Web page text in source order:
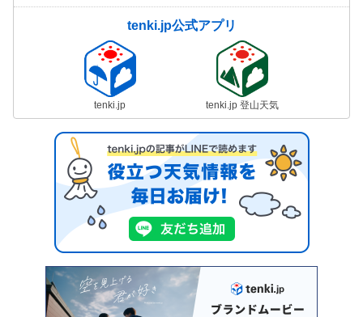
tenki.jp公式アプリ
tenki.jp tenki.jp 登山天気